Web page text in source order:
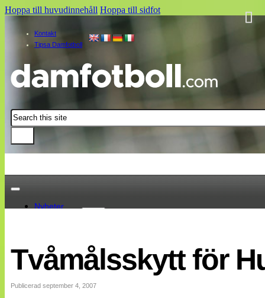
Hoppa till huvudinnehåll Hoppa till sidfot
Kontakt
Tipsa Damfotboll
Sök
Nyheter
Landslaget
EM 2013
Internationellt
Bildreportage
Tvåmålsskytt för
Publicerad september 4, 2007